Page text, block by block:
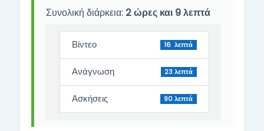
Συνολική διάρκεια: 2ώρες και 9 λεπτά
Βίντεο 16 λεπτά
Ανάγνωση 23 λεπτά
Ασκήσεις 90 λεπτά